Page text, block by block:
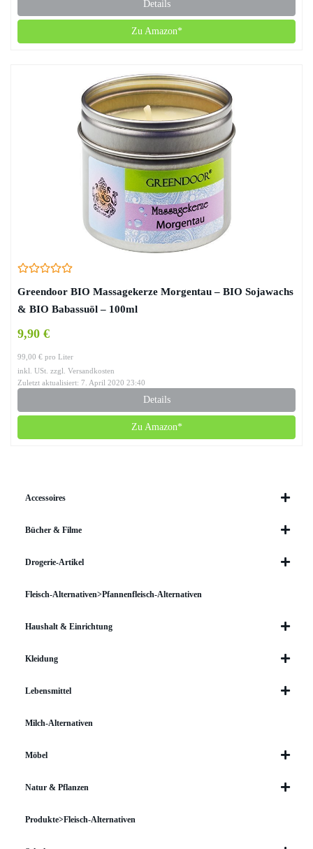
Details
Zu Amazon*
Greendoor BIO Massagekerze Morgentau – BIO Sojawachs
& BIO Babassuöl – 100ml
9,90 €
99,00 € pro Liter
inkl. USt. zzgl. Versandkosten
Zuletzt aktualisiert: 7. April 2020 23:40
Details
Zu Amazon*
Accessoires
Bücher & Filme
Drogerie-Artikel
Fleisch-Alternativen>Pfannenfleisch-Alternativen
Haushalt & Einrichtung
Kleidung
Lebensmittel
Milch-Alternativen
Möbel
Natur & Pflanzen
Produkte>Fleisch-Alternativen